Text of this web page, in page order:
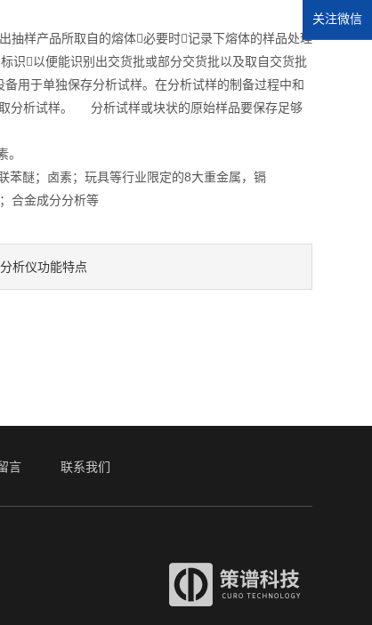
抽样产品所取自的熔体必要时记录下熔体的样品处理
以便能识别出交货批或部分交货批以及取自交货批
于单独保存分析试样。在分析试样的制备过程中和
分析试样。 分析试样或块状的原始样品要保存足够
苯醚；卤素；玩具等行业限定的8大重金属，镉
合金成分分析等
析仪功能特点
言 联系我们
关注微信